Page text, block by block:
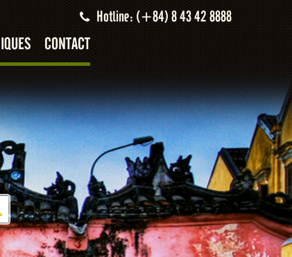
Hotline: (+84) 8 43 42 8888
CONTACT